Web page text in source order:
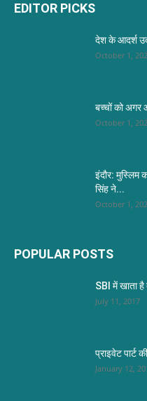
EDITOR PICKS
देश के आदर्श
October 1,
बच्चों को
October 1,
इंदौर: मुस्लिम
सिंह ने...
October 1,
POPULAR POSTS
SBI में खाता
July 11, 2017
प्राइवेट
January 12,